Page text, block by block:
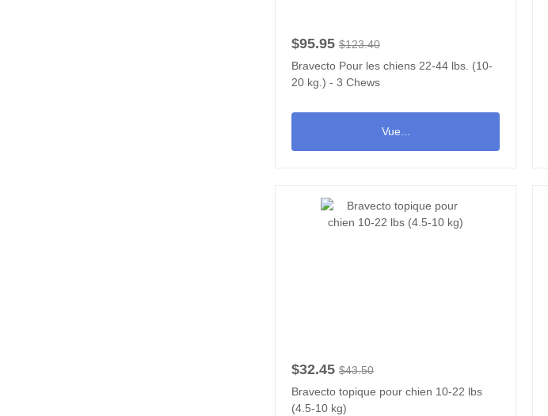
$95.95 $123.40
Bravecto Pour les chiens 22-44 lbs. (10-
20 kg.) - 3 Chews
Vue...
$32.45 $43.50
Bravecto topique pour chien 10-22 lbs
(4.5-10 kg)